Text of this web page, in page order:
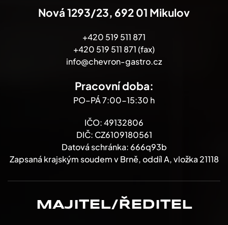
Nová 1293/23, 692 01 Mikulov
+420 519 511 871
+420 519 511 871 (fax)
info@chevron-gastro.cz
Pracovní doba:
PO–PÁ 7:00-15:30 h
IČO: 49132806
DIČ: CZ6109180561
Datová schránka: 666q93b
Zapsaná krajským soudem v Brně, oddíl A, vložka 21118
MAJITEL/ŘEDITEL